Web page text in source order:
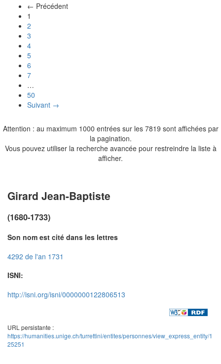
← Précédent
1
2
3
4
5
6
7
…
50
Suivant →
Attention : au maximum 1000 entrées sur les 7819 sont affichées par
la pagination.
Vous pouvez utiliser la recherche avancée pour restreindre la liste à
afficher.
Girard Jean-Baptiste
(1680-1733)
Son nom est cité dans les lettres
4292 de l'an 1731
ISNI:
http://isni.org/isni/0000000122806513
URL persistante :
https://humanities.unige.ch/turrettini/entites/personnes/view_express_entity/1
25251